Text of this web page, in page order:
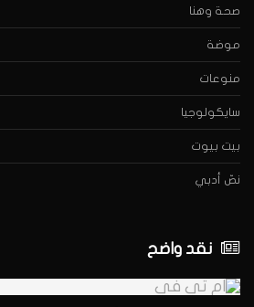
صحة وهنا
موضة
منوعات
سايكولوجيا
بيت بيوت
نصّ أدبي
نقد واضح